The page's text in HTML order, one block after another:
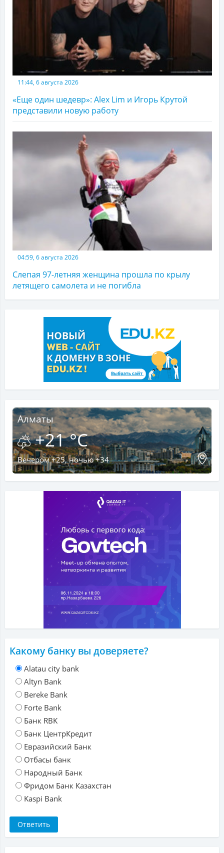
11:44, 6 августа 2026
«Еще один шедевр»: Alex Lim и Игорь Крутой
представили новую работу
04:59, 6 августа 2026
Слепая 97-летняя женщина прошла по крылу
летящего самолета и не погибла
Алматы
+21 °C
Вечером +25, ночью +34
Какому банку вы доверяете?
Alatau city bank
Altyn Bank
Bereke Bank
Forte Bank
Банк RBK
Банк ЦентрКредит
Евразийский Банк
Отбасы банк
Народный Банк
Фридом Банк Казахстан
Kaspi Bank